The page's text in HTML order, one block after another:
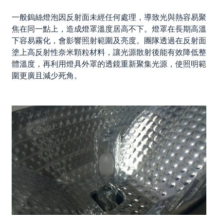
一般鎢絲燈泡因反射面未經任何處理，導致光與熱容易聚
焦在同一點上，造成燈罩溫度居高不下。燈罩在長期高溫
下容易霧化，會影響照射範圍及亮度。團隊透過在反射面
塗上高反射性奈米顆粒材料，讓光源散射後能有效降低整
體溫度，再利用燈具外罩的透鏡重新聚集光源，使照明範
圍更廣且減少死角。